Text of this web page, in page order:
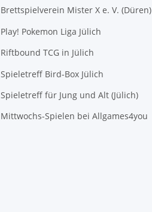
Brettspielverein Mister X e. V. (Düren)
Play! Pokemon Liga Jülich
Riftbound TCG in Jülich
Spieletreff Bird-Box Jülich
Spieletreff für Jung und Alt (Jülich)
Mittwochs-Spielen bei Allgames4you